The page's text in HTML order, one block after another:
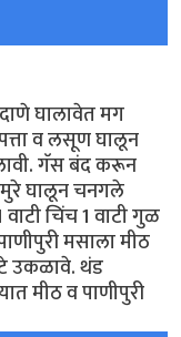
घालावेत मग
व लसूण घालून
गॅस बंद करून
घालून चनगले
चिंच 1 वाटी गुळ
मसाला मीठ
उकळावे. थंड
मीठ व पाणीपुरी